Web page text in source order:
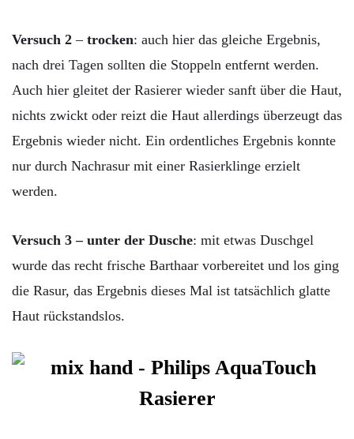
Versuch 2 – trocken: auch hier das gleiche Ergebnis,
nach drei Tagen sollten die Stoppeln entfernt werden.
Auch hier gleitet der Rasierer wieder sanft über die Haut,
nichts zwickt oder reizt die Haut allerdings überzeugt das
Ergebnis wieder nicht. Ein ordentliches Ergebnis konnte
nur durch Nachrasur mit einer Rasierklinge erzielt
werden.
Versuch 3 – unter der Dusche: mit etwas Duschgel
wurde das recht frische Barthaar vorbereitet und los ging
die Rasur, das Ergebnis dieses Mal ist tatsächlich glatte
Haut rückstandslos.